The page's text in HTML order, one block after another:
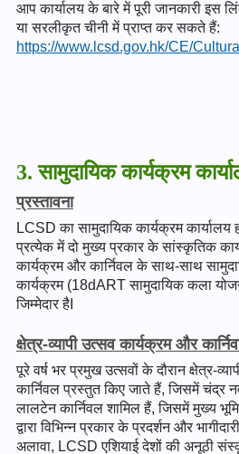
आप कार्यालय के बारे में पूरी जानकारी इस
या सरलीकृत चीनी में प्राप्त कर सकते हैं:
https://www.lcsd.gov.hk/CE/
3. सामुदायिक कार्यक्रम
प्रस्तावना
LCSD का सामुदायिक कार्यक्रम
प्रत्येक में दो मुख्य प्रकार के सांस्कृतिक
कार्यक्रम और कार्निवल के साथ-साथ
कार्यक्रम (18dART सामुदायिक कला
जिम्मेदार हैI
क्षेत्र-व्यापी उत्सव कार्यक्रम और
पूरे वर्ष भर प्रमुख उत्सवों के दौरान क्षेत्र-
कार्निवल प्रस्तुत किए जाते हैं, जिसमें चंद्र
लालटेन कार्निवल शामिल हैं, जिसमें मुख्य
द्वारा विभिन्न प्रकार के प्रदर्शन और
अलावा, LCSD एशियाई देशों की अनूठी